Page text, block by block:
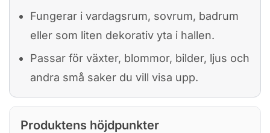
Fungerar i vardagsrum, sovrum, badrum
eller som liten dekorativ yta i hallen.
Passar för växter, blommor, bilder, ljus och
andra små saker du vill visa upp.
Produktens höjdpunkter